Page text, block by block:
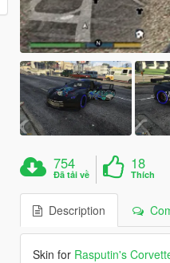
754
Đã tải về
18
Thích
Description
Skin for Rasputin's